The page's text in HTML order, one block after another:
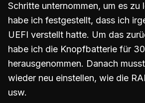
Schritte unternommen, um es zu
habe ich festgestellt, dass ich
UEFI verstellt hatte. Um das
habe ich die Knopfbatterie für
herausgenommen. Danach
wieder neu einstellen, wie die
usw.